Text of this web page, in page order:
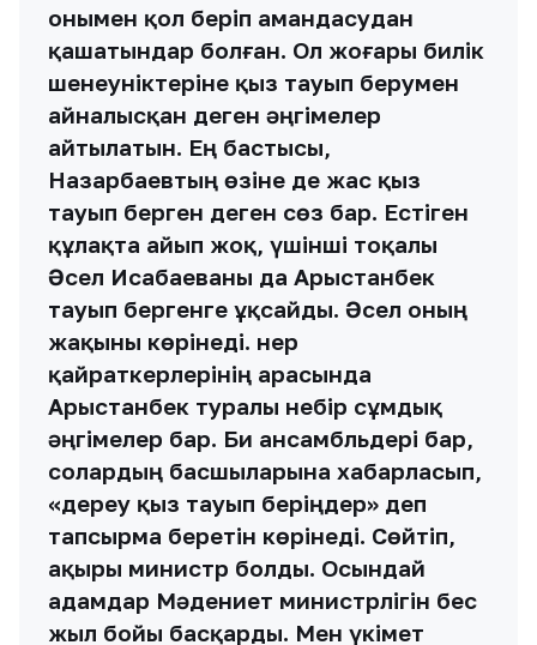
онымен қол беріп амандасудан
қашатындар болған. Ол жоғары билік
шенеуніктеріне қыз тауып берумен
айналысқан деген әңгімелер
айтылатын. Ең бастысы,
Назарбаевтың өзіне де жас қыз
тауып берген деген сөз бар. Естіген
құлақта айып жоқ, үшінші тоқалы
Әсел Исабаеваны да Арыстанбек
тауып бергенге ұқсайды. Әсел оның
жақыны көрінеді. Өнер
қайраткерлерінің арасында
Арыстанбек туралы небір сұмдық
әңгімелер бар. Би ансамбльдері бар,
солардың басшыларына хабарласып,
«дереу қыз тауып беріңдер» деп
тапсырма беретін көрінеді. Сөйтіп,
ақыры министр болды. Осындай
адамдар Мәдениет министрлігін бес
жыл бойы басқарды. Мен үкімет